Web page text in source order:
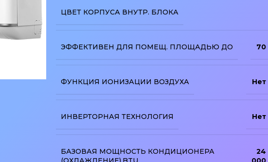
изображение
ЦВЕТ КОРПУСА ВНУТР. БЛОКА
ЭФФЕКТИВЕН ДЛЯ ПОМЕЩ. ПЛОЩАДЬЮ ДО 70
ФУНКЦИЯ ИОНИЗАЦИИ ВОЗДУХА Нет
ИНВЕРТОРНАЯ ТЕХНОЛОГИЯ Нет
БАЗОВАЯ МОЩНОСТЬ КОНДИЦИОНЕРА
24